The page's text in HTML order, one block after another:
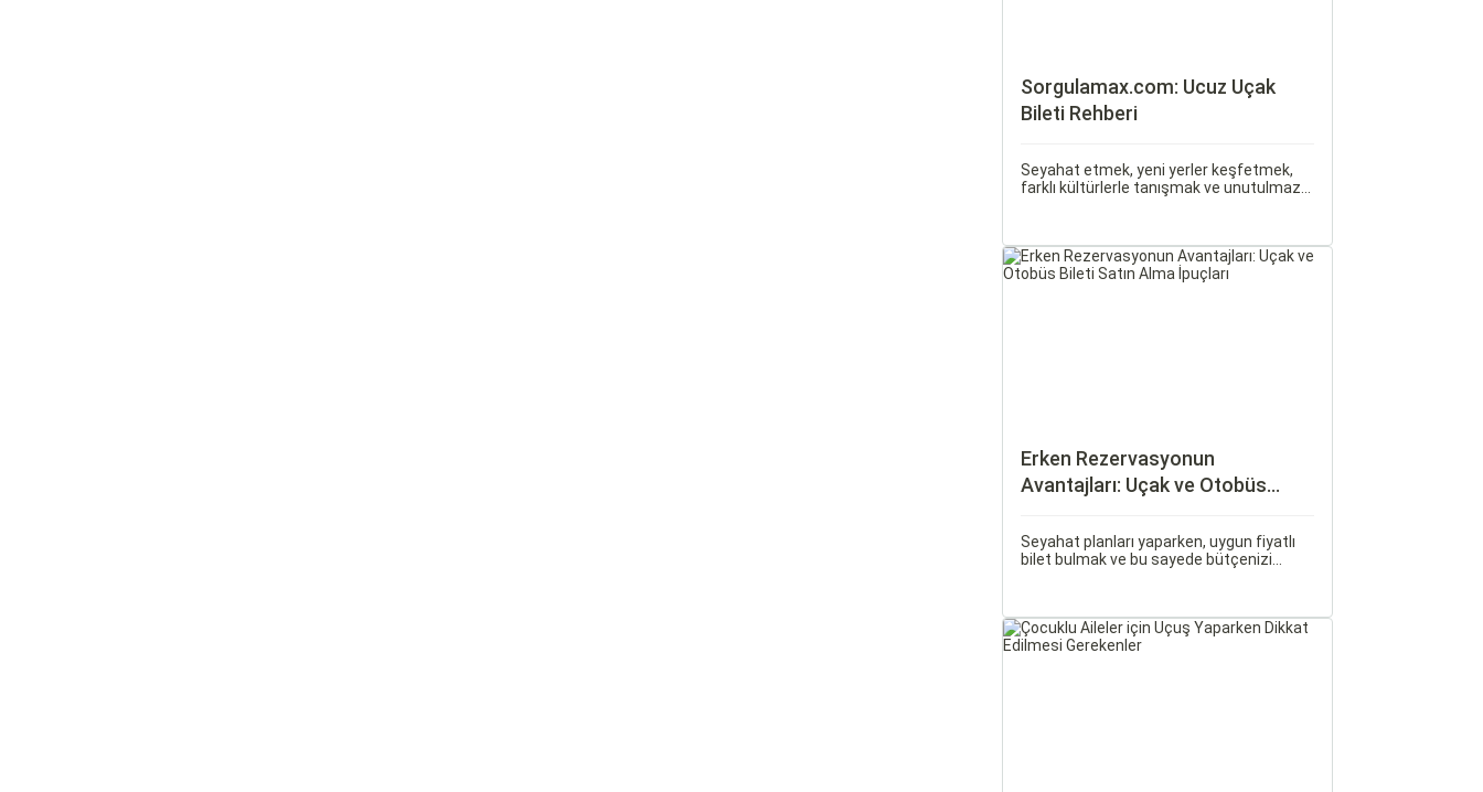
Sorgulamax.com: Ucuz Uçak
Bileti Rehberi
Seyahat etmek, yeni yerler keşfetmek,
farklı kültürlerle tanışmak ve unutulmaz
Erken Rezervasyonun
Avantajları: Uçak ve Otobüs
Seyahat planları yaparken, uygun fiyatlı
bilet bulmak ve bu sayede bütçenizi
aynı zamanda daha kaliteli bir seyahat
deneyimi yaşamanızı sağlar.